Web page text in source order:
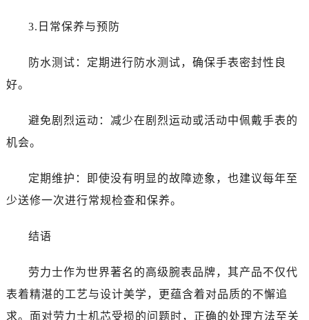
3.日常保养与预防
防水测试：定期进行防水测试，确保手表密封性良
好。
避免剧烈运动：减少在剧烈运动或活动中佩戴手表的
机会。
定期维护：即使没有明显的故障迹象，也建议每年至
少送修一次进行常规检查和保养。
结语
劳力士作为世界著名的高级腕表品牌，其产品不仅代
表着精湛的工艺与设计美学，更蕴含着对品质的不懈追
求。面对劳力士机芯受损的问题时，正确的处理方法至关